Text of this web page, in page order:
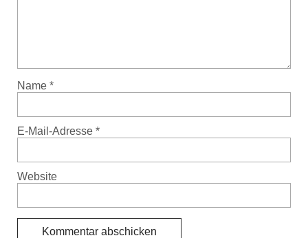
Name *
E-Mail-Adresse *
Website